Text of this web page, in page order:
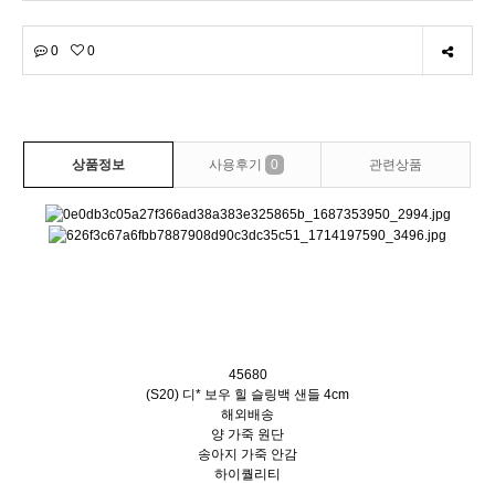
0 0
상품정보 사용후기 0 관련상품
45680
(S20) 디* 보우 힐 슬링백 샌들 4cm
해외배송
양 가죽 원단
송아지 가죽 안감
하이퀄리티